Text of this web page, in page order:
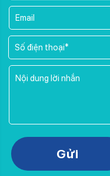
Please leave this field empty.
Gửi